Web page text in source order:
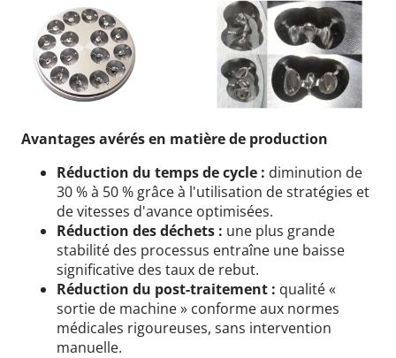
Avantages avérés en matière de production
Réduction du temps de cycle : diminution de
30 % à 50 % grâce à l'utilisation de stratégies et
de vitesses d'avance optimisées.
Réduction des déchets : une plus grande
stabilité des processus entraîne une baisse
significative des taux de rebut.
Réduction du post-traitement : qualité «
sortie de machine » conforme aux normes
médicales rigoureuses, sans intervention
manuelle.